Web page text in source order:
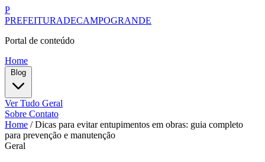
P
PREFEITURADECAMPOGRANDE
Portal de conteúdo
Home
Ver Tudo Geral
Sobre Contato
Home / Dicas para evitar entupimentos em obras: guia completo
para prevenção e manutenção
Geral